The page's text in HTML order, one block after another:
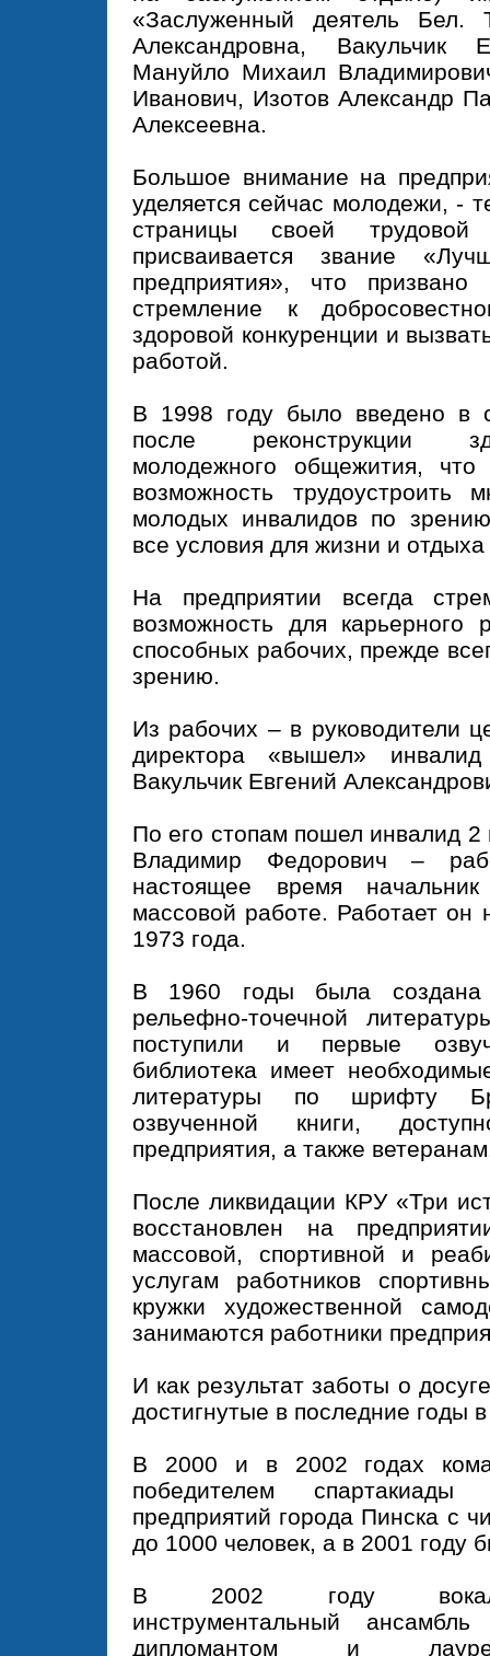
«Заслуженный деятель
Александровна, Вакульчик
Мануйло Михаил
Иванович, Изотов Александр
Алексеевна.
Большое внимание на
уделяется сейчас молодежи, -
страницы своей трудовой
присваивается звание
предприятия», что
стремление к
здоровой конкуренции и
работой.
В 1998 году было введено в
после реконструкции
молодежного общежития, что
возможность трудоустроить
молодых инвалидов по
все условия для жизни и
На предприятии всегда
возможность для карьерного
способных рабочих, прежде
зрению.
Из рабочих – в руководители
директора «вышел»
Вакульчик Евгений
По его стопам пошел инвалид
Владимир Федорович –
настоящее время
массовой работе. Работает он
1973 года.
В 1960 годы была создана
рельефно-точечной
поступили и первые
библиотека имеет
литературы по шрифту
озвученной книги,
предприятия, а также
После ликвидации КРУ «Три
восстановлен на
массовой, спортивной и
услугам работников
кружки художественной
занимаются работники
И как результат заботы о
достигнутые в последние годы
В 2000 и в 2002 годах
победителем
предприятий города Пинска с
до 1000 человек, а в 2001 году
В 2002 году
инструментальный ансамбль
дипломантом и